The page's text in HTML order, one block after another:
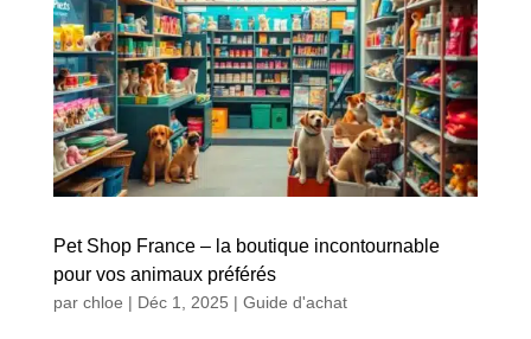
Pet Shop France – la boutique incontournable
pour vos animaux préférés
par chloe | Déc 1, 2025 | Guide d'achat